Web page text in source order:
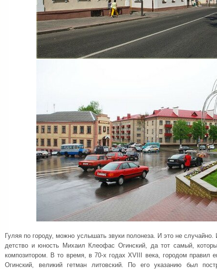
Гуляя по городу, можно услышать звуки полонеза. И это не
детство и юность Михаил Клеофас Огинский, да тот самый,
композитором. В то время, в 70-х годах XVIII века, городом правил
Огинский, великий гетман литовский. По его указанию был